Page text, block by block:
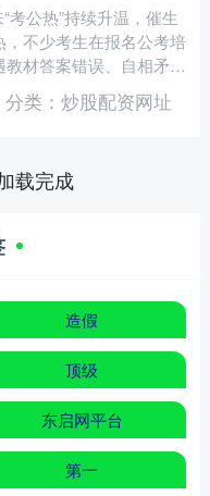
考公热”持续升温，催生
，不少考生在报名公考培
教材答案错误、自相矛
容陈旧、退费难等糟心
机构被投诉课....
分类： 炒股配资网址
载完成
造假
顶级
东启网平台
第一